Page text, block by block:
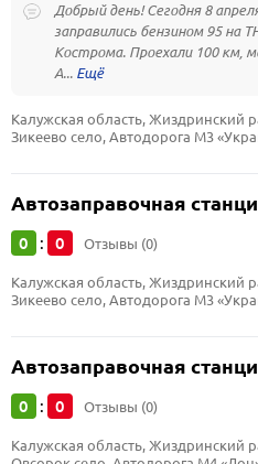
Добрый день! Сегодня 8
заправились бензином 95 на
Кострома. Проехали 100 км,
А...
Калужская область, Жиздринский
Зикеево село, Автодорога М3
Автозаправочная
0 : 0 Отзывы (0)
Калужская область, Жиздринский
Зикеево село, Автодорога М3
Автозаправочная
0 : 0 Отзывы (0)
Калужская область, Жиздринский